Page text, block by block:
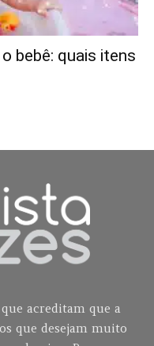
bebê: quais itens
acreditam que a
que desejam muito